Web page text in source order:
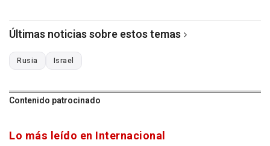
Últimas noticias sobre estos temas
Rusia Israel
Contenido patrocinado
Lo más leído en Internacional